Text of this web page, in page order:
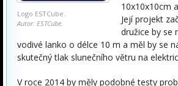
Logo ESTCube.
Autor: ESTCube.
10x10x10cm
Její projekt
družice by se
vodivé lanko o délce 10 m a měl by se
skutečný tlak slunečního větru na
V roce 2014 by měly podobné testy